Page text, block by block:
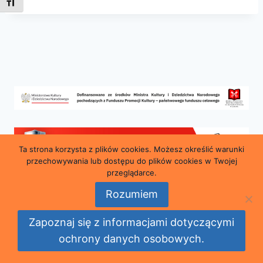
Toggle Font size
© 2026 Miejska i Powiatowa Biblioteka Publiczna
im. Marii Konopnickiej w Lubaniu
Ta strona korzysta z plików cookies. Możesz określić warunki
przechowywania lub dostępu do plików cookies w Twojej
przeglądarce.
Rozumiem
Zapoznaj się z informacjami dotyczącymi
ochrony danych osobowych.